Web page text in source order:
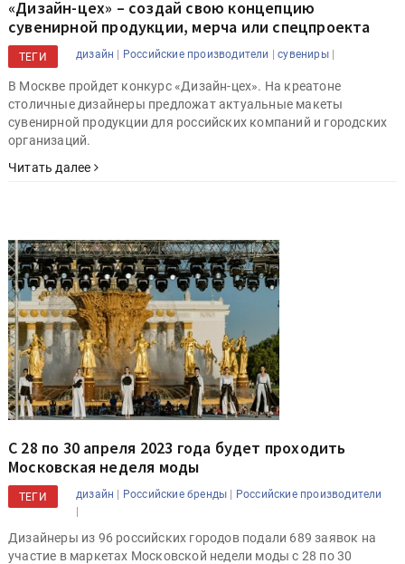
«Дизайн-цех» – создай свою концепцию
сувенирной продукции, мерча или спецпроекта
ТЕГИ дизайн | Российские производители |сувениры|
В Москве пройдет конкурс «Дизайн-цех». На креатоне
столичные дизайнеры предложат актуальные макеты
сувенирной продукции для российских компаний и городских
организаций.
Читать далее
С 28 по 30 апреля 2023 года будет проходить
Московская неделя моды
ТЕГИ дизайн | Российские бренды | Российские производители
|
Дизайнеры из 96 российских городов подали 689 заявок на
участие в маркетах Московской недели моды c 28 по 30